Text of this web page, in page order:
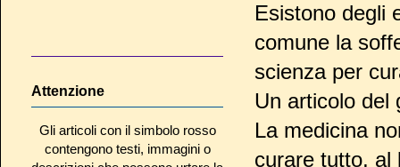
Esistono degli
comune la
scienza per
Un articolo del
La medicina
curare tutto, al
Attenzione
Gli articoli con il simbolo rosso
contengono testi, immagini o